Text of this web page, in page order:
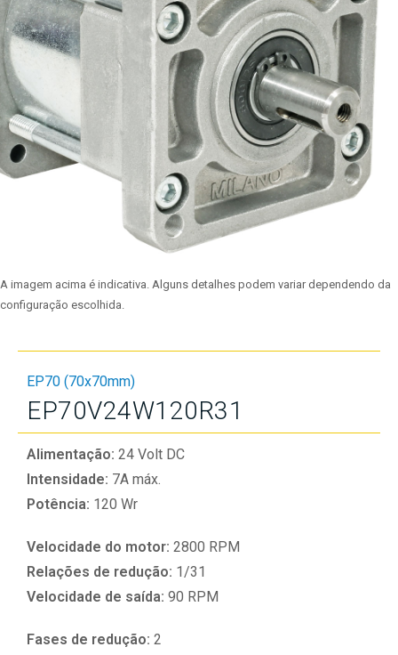
A imagem acima é indicativa. Alguns detalhes podem variar dependendo da
configuração escolhida.
EP70 (70x70mm)
EP70V24W120R31
Alimentação: 24 Volt DC
Intensidade: 7A máx.
Potência: 120 Wr
Velocidade do motor: 2800 RPM
Relações de redução: 1/31
Velocidade de saída: 90 RPM
Fases de redução: 2